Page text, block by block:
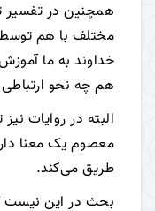
همچنین در تفسیر
مختلف با هم توسط
خداوند به ما
هم چه نحو ارتباطی
البته در روایات
معصوم یک معنا
طریق می‌کند.
بحث در این نیست